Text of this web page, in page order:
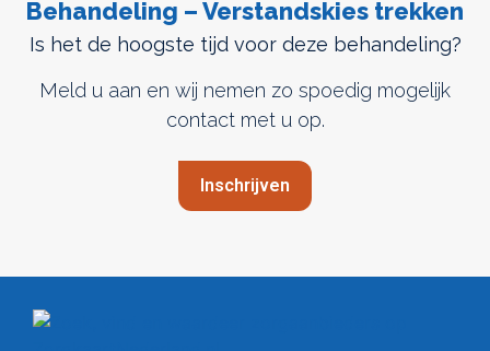
Behandeling – Verstandskies trekken
Is het de hoogste tijd voor deze behandeling?
Meld u aan en wij nemen zo spoedig mogelijk
contact met u op.
Inschrijven